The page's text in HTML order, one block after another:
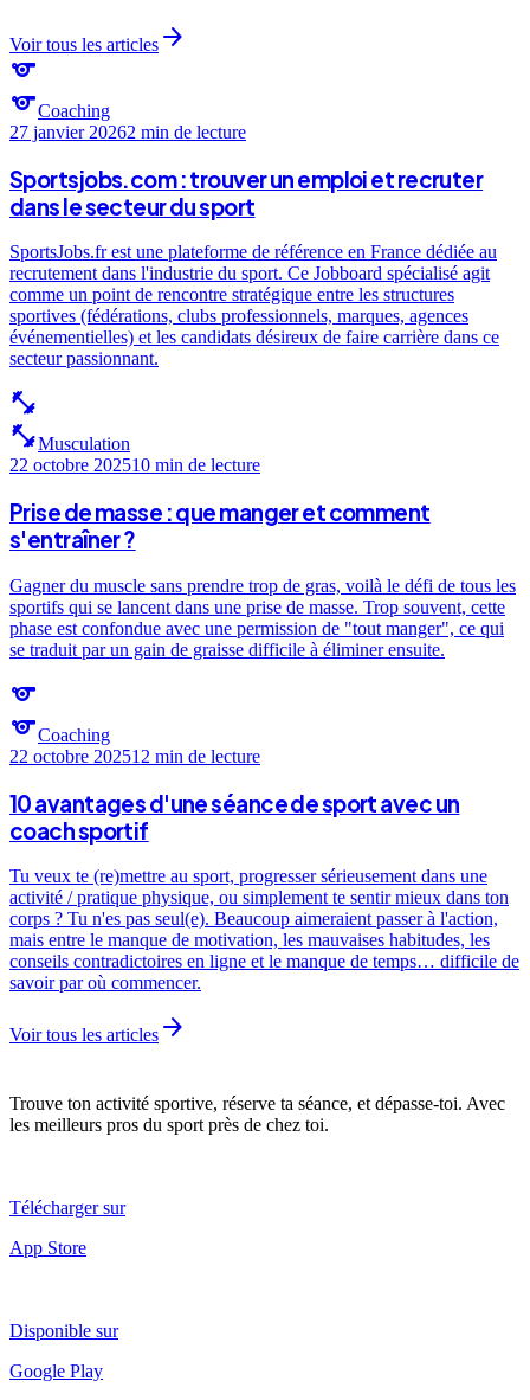
Voir tous les articles arrow_forward
sports
sportsCoaching
27 janvier 20262 min de lecture
Sportsjobs.com : trouver un emploi et recruter
dans le secteur du sport
SportsJobs.fr est une plateforme de référence en France dédiée au
recrutement dans l'industrie du sport. Ce Jobboard spécialisé agit
comme un point de rencontre stratégique entre les structures
sportives (fédérations, clubs professionnels, marques, agences
événementielles) et les candidats désireux de faire carrière dans ce
secteur passionnant.
fitness_center
fitness_centerMusculation
22 octobre 202510 min de lecture
Prise de masse : que manger et comment
s'entraîner ?
Gagner du muscle sans prendre trop de gras, voilà le défi de tous les
sportifs qui se lancent dans une prise de masse. Trop souvent, cette
phase est confondue avec une permission de "tout manger", ce qui
se traduit par un gain de graisse difficile à éliminer ensuite.
sports
sportsCoaching
22 octobre 202512 min de lecture
10 avantages d'une séance de sport avec un
coach sportif
Tu veux te (re)mettre au sport, progresser sérieusement dans une
activité / pratique physique, ou simplement te sentir mieux dans ton
corps ? Tu n'es pas seul(e). Beaucoup aimeraient passer à l'action,
mais entre le manque de motivation, les mauvaises habitudes, les
conseils contradictoires en ligne et le manque de temps… difficile de
savoir par où commencer.
Voir tous les articles arrow_forward
Trouve ton activité sportive, réserve ta séance, et dépasse-toi. Avec
les meilleurs pros du sport près de chez toi.
Télécharger sur
App Store
Disponible sur
Google Play